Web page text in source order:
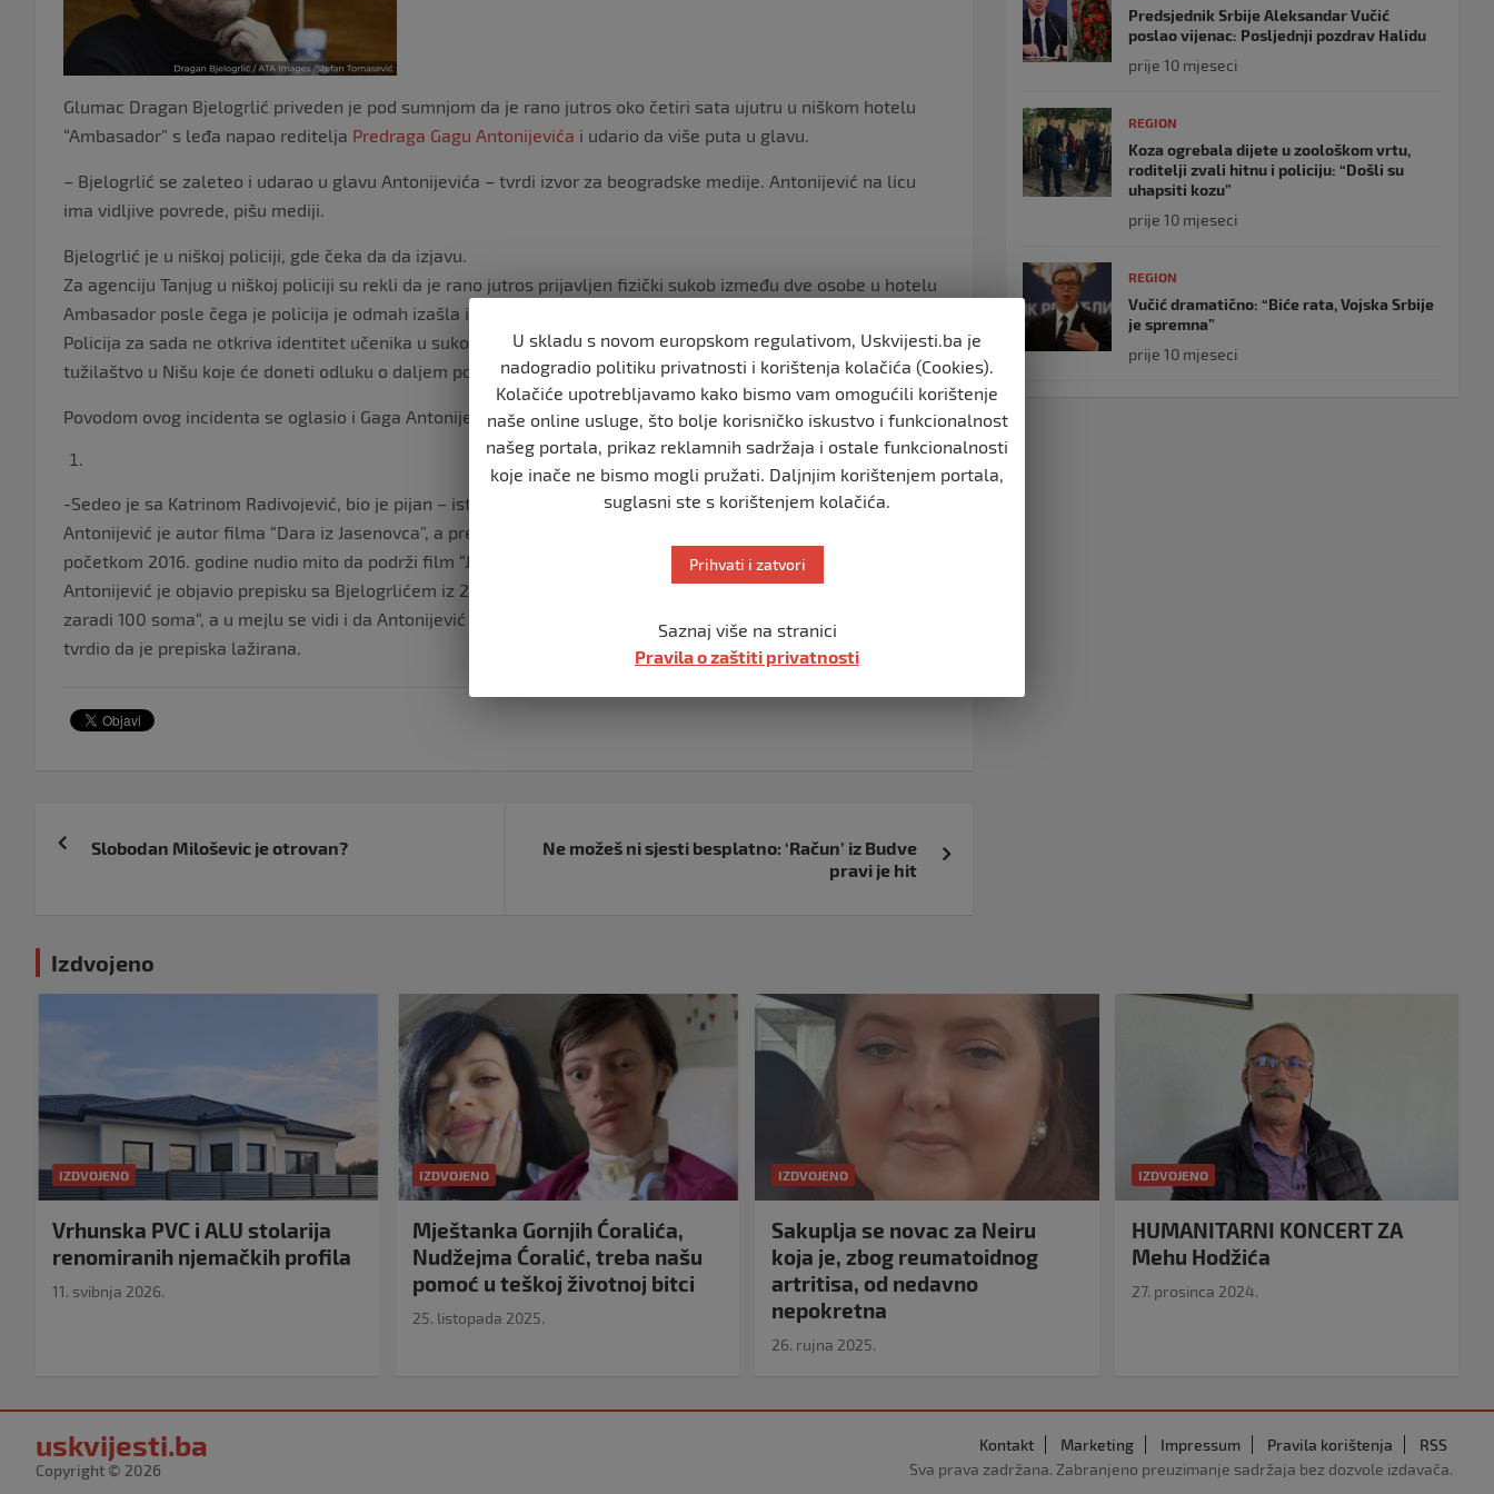
Glumac Dragan Bjelogrlić priveden je pod sumnjom da je rano jutros oko četiri sata ujutru u niškom hotelu
“Ambasador” s leđa napao reditelja Predraga Gagu Antonijevića i udario da više puta u glavu.
– Bjelogrlić se zaleteo i udarao u glavu Antonijevića – tvrdi izvor za beogradske medije. Antonijević na licu
ima vidljive povrede, pišu mediji.
Bjelogrlić je u niškoj policiji, gde čeka da da izjavu.
Za agenciju Tanjug u niškoj policiji su rekli da je rano jutros prijavljen fizički sukob između dve osobe u hotelu
Ambasador posle čega je policija je odmah izašla i preduzela aktivnosti u cilju rasvetljavanja ovog incidenta.
Policija za sada ne otkriva identitet učenika u sukobu i ukazuje da je o svemu obavestila Osnovno javno
tužilaštvo u Nišu koje će doneti odluku o daljem postupanju.
Povodom ovog incidenta se oglasio i Gaga Antonijević koji je potvrdio da mu je Bjelogrlić prišao sa leđa.
-Sedeo je sa Katrinom Radivojević, bio je pijan – istakao je Antonijević.
Antonijević je autor filma “Dara iz Jasenovca”, a pre izvesnog vremena je optužio Bjelogrlića da mu je
početkom 2016. godine nudio mito da podrži film “Jesen samuraja”.
Antonijević je objavio prepisku sa Bjelogrlićem iz 2016. godine, u kojoj se govori o tome „da bi moglo da se
zaradi 100 soma“, a u mejlu se vidi i da Antonijević to kategorički odbija. Bjelogrlić je tada to demantovao i
tvrdio da je prepiska lažirana.
Navigacija
Slobodan Miloševic je otrovan?
Ne možeš ni sjesti besplatno: ‘Račun’ iz Budve
pravi je hit
Predsjednik Srbije Aleksandar Vučić
poslao vijenac: Posljednji pozdrav Halidu
prije 10 mjeseci
REGION
Koza ogrebala dijete u zoološkom vrtu,
roditelji zvali hitnu i policiju: “Došli su
uhapsiti kozu”
prije 10 mjeseci
REGION
Vučić dramatično: “Biće rata, Vojska Srbije
je spremna”
prije 10 mjeseci
Izdvojeno
IZDVOJENO
Vrhunska PVC i ALU stolarija
renomiranih njemačkih profila
11. svibnja 2026.
IZDVOJENO
Mještanka Gornjih Ćoralića,
Nudžejma Ćoralić, treba našu
pomoć u teškoj životnoj bitci
25. listopada 2025.
IZDVOJENO
Sakuplja se novac za Neiru
koja je, zbog reumatoidnog
artritisa, od nedavno
nepokretna
26. rujna 2025.
IZDVOJENO
HUMANITARNI KONCERT ZA
Mehu Hodžića
27. prosinca 2024.
uskvijesti.ba
Copyright © 2026
Kontakt Marketing Impressum Pravila korištenja
RSS
Sva prava zadržana. Zabranjeno preuzimanje sadržaja bez dozvole izdavača.
U skladu s novom europskom regulativom, Uskvijesti.ba je
nadogradio politiku privatnosti i korištenja kolačića (Cookies).
Kolačiće upotrebljavamo kako bismo vam omogućili korištenje
naše online usluge, što bolje korisničko iskustvo i funkcionalnost
našeg portala, prikaz reklamnih sadržaja i ostale funkcionalnosti
koje inače ne bismo mogli pružati. Daljnjim korištenjem portala,
suglasni ste s korištenjem kolačića.
Prihvati i zatvori
Saznaj više na stranici
Pravila o zaštiti privatnosti